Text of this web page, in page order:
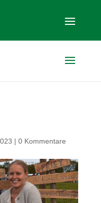
| 0 Kommentare